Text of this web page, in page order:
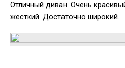
Отличный диван. Очень
жесткий. Достаточно широкий.